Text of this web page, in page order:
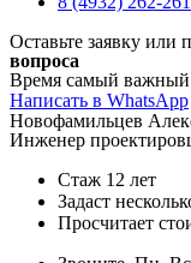
Оставьте заявку или
вопроса
Время самый важный
Написать в WhatsApp
Новофамильцев
Инженер
Стаж 12 лет
Задаст
Просчитает